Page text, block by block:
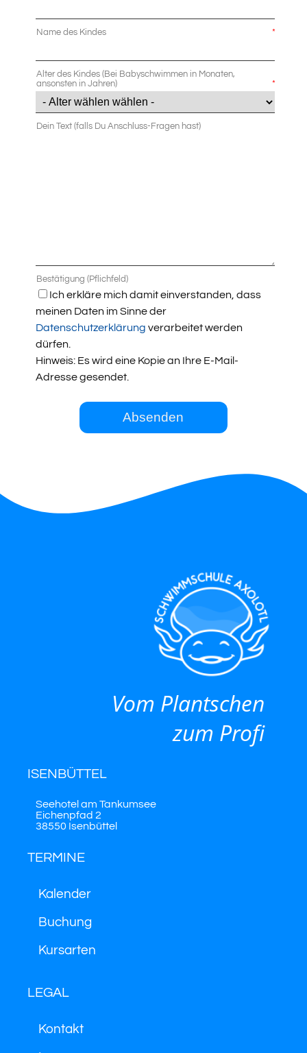
Name des Kindes *
Alter des Kindes (Bei Babyschwimmen in Monaten,
ansonsten in Jahren)
*
Dein Text (falls Du Anschluss-Fragen hast)
Bestätigung (Pflichfeld)
Ich erkläre mich damit einverstanden, dass
meinen Daten im Sinne der
Datenschutzerklärung verarbeitet werden
dürfen.
Hinweis: Es wird eine Kopie an Ihre E-Mail-
Adresse gesendet.
Vom Plantschen
zum Profi
ISENBÜTTEL
Seehotel am Tankumsee
Eichenpfad 2
38550 Isenbüttel
TERMINE
Kalender
Buchung
Kursarten
LEGAL
Kontakt